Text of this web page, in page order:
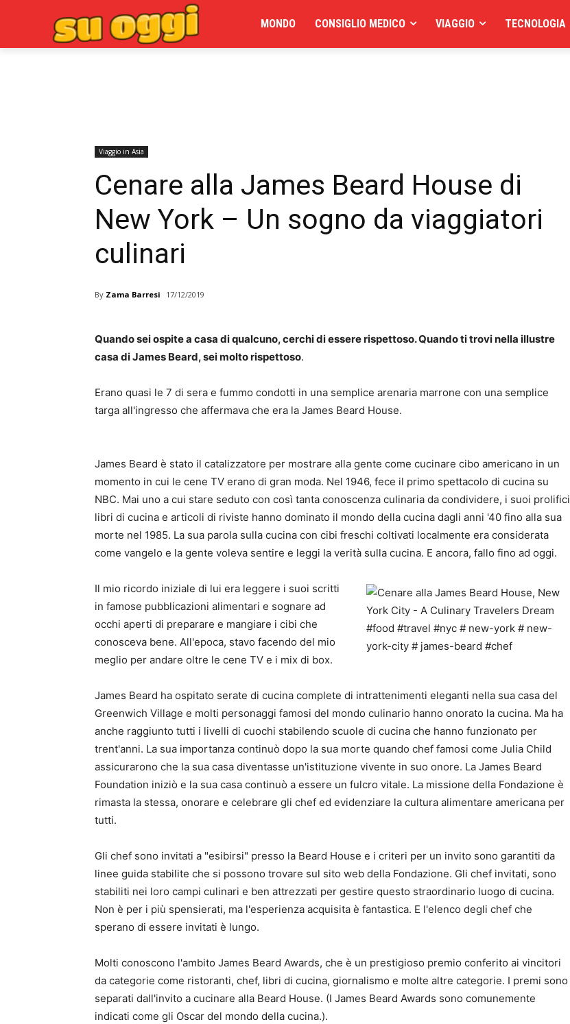
MONDO CONSIGLIO MEDICO VIAGGIO TECNOLOGIA
Viaggio in Asia
Cenare alla James Beard House di
New York – Un sogno da viaggiatori
culinari
By Zama Barresi 17/12/2019
Quando sei ospite a casa di qualcuno, cerchi di essere rispettoso. Quando ti trovi nella illustre
casa di James Beard, sei molto rispettoso.
Erano quasi le 7 di sera e fummo condotti in una semplice arenaria marrone con una semplice
targa all'ingresso che affermava che era la James Beard House.
James Beard è stato il catalizzatore per mostrare alla gente come cucinare cibo americano in un
momento in cui le cene TV erano di gran moda. Nel 1946, fece il primo spettacolo di cucina su
NBC. Mai uno a cui stare seduto con così tanta conoscenza culinaria da condividere, i suoi prolifici
libri di cucina e articoli di riviste hanno dominato il mondo della cucina dagli anni '40 fino alla sua
morte nel 1985. La sua parola sulla cucina con cibi freschi coltivati ​​localmente era considerata
come vangelo e la gente voleva sentire e leggi la verità sulla cucina. E ancora, fallo fino ad oggi.
Il mio ricordo iniziale di lui era leggere i suoi scritti
in famose pubblicazioni alimentari e sognare ad
occhi aperti di preparare e mangiare i cibi che
conosceva bene. All'epoca, stavo facendo del mio
meglio per andare oltre le cene TV e i mix di box.
James Beard ha ospitato serate di cucina complete di intrattenimenti eleganti nella sua casa del
Greenwich Village e molti personaggi famosi del mondo culinario hanno onorato la cucina. Ma ha
anche raggiunto tutti i livelli di cuochi stabilendo scuole di cucina che hanno funzionato per
trent'anni. La sua importanza continuò dopo la sua morte quando chef famosi come Julia Child
assicurarono che la sua casa diventasse un'istituzione vivente in suo onore. La James Beard
Foundation iniziò e la sua casa continuò a essere un fulcro vitale. La missione della Fondazione è
rimasta la stessa, onorare e celebrare gli chef ed evidenziare la cultura alimentare americana per
tutti.
Gli chef sono invitati a "esibirsi" presso la Beard House e i criteri per un invito sono garantiti da
linee guida stabilite che si possono trovare sul sito web della Fondazione. Gli chef invitati, sono
stabiliti nei loro campi culinari e ben attrezzati per gestire questo straordinario luogo di cucina.
Non è per i più spensierati, ma l'esperienza acquisita è fantastica. E l'elenco degli chef che
sperano di essere invitati è lungo.
Molti conoscono l'ambito James Beard Awards, che è un prestigioso premio conferito ai vincitori
da categorie come ristoranti, chef, libri di cucina, giornalismo e molte altre categorie. I premi sono
separati dall'invito a cucinare alla Beard House. (I James Beard Awards sono comunemente
indicati come gli Oscar del mondo della cucina.).